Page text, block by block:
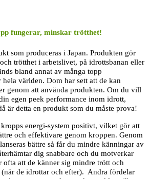
fungerar, minskar trötthet!
som produceras i Japan. Produkten gör
trötthet i arbetslivet, på idrottsbanan eller
bland annat av många topp
världen. Dom har sett att de kan
genom att använda produkten. Om du vill
egen peek performance inom idrott,
är detta en produkt som du måste prova!
energi-system positivt, vilket gör att
och effektivare genom kroppen. Genom
bättre så får du mindre känningar av
dig snabbare och du motverkar
ofta att de känner sig mindre trött och
(när de idrottar och efter). Andra fördelar